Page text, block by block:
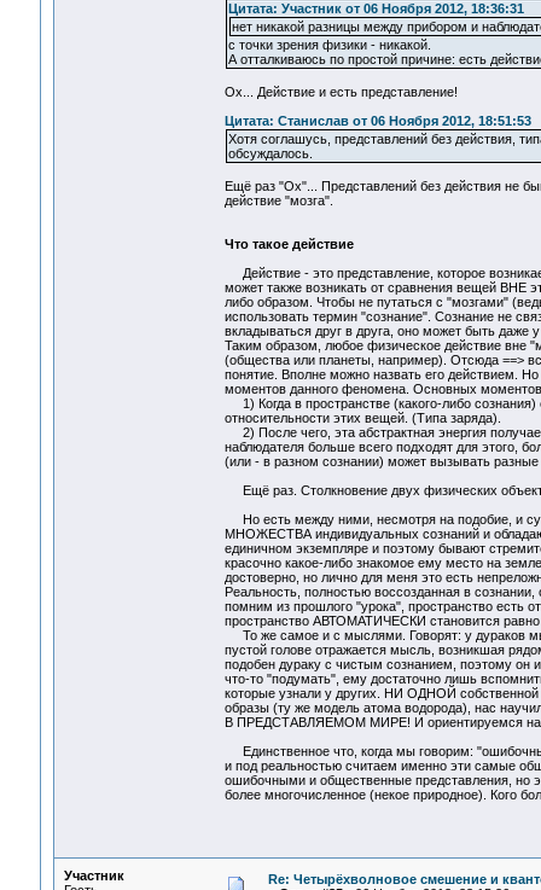
Цитата: Участник от 06 Ноября 2012, 18:36:31
нет никакой разницы между прибором и
с точки зрения физики - никакой.
А отталкиваюсь по простой причине: есть
Ох... Действие и есть представление!
Цитата: Станислав от 06 Ноября 2012, 18:51:53
Хотя соглашусь, представлений без действия,
обсуждалось.
Ещё раз "Ох"... Представлений без действия не
действие "мозга".
Что такое действие
Действие - это представление, которое
может также возникать от сравнения вещей ВНЕ
либо образом. Чтобы не путаться с "мозгами"
использовать термин "сознание". Сознание не
вкладываться друг в друга, оно может быть даже
Таким образом, любое физическое действие вне
(общества или планеты, например). Отсюда ==>
понятие. Вполне можно назвать его действием.
моментов данного феномена. Основных
1) Когда в пространстве (какого-либо
относительности этих вещей. (Типа заряда).
2) После чего, эта абстрактная энергия
наблюдателя больше всего подходят для этого,
(или - в разном сознании) может вызывать
Ещё раз. Столкновение двух физических
Но есть между ними, несмотря на подобие, и
МНОЖЕСТВА индивидуальных сознаний и
единичном экземпляре и поэтому бывают
красочно какое-либо знакомое ему место на
достоверно, но лично для меня это есть
Реальность, полностью воссозданная в
помним из прошлого "урока", пространство есть
пространство АВТОМАТИЧЕСКИ становится
То же самое и с мыслями. Говорят: у дураков
пустой голове отражается мысль, возникшая
подобен дураку с чистым сознанием, поэтому
что-то "подумать", ему достаточно лишь
которые узнали у других. НИ ОДНОЙ
образы (ту же модель атома водорода), нас
В ПРЕДСТАВЛЯЕМОМ МИРЕ! И ориентируемся на
Единственное что, когда мы говорим:
и под реальностью считаем именно эти самые
ошибочными и общественные представления, но
более многочисленное (некое природное). Кого
Участник
Re: Четырёхволновое смешение и